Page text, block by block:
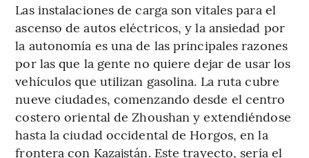
Las instalaciones de carga son vitales para el
ascenso de autos eléctricos, y la ansiedad por
la autonomía es una de las principales razones
por las que la gente no quiere dejar de usar los
vehículos que utilizan gasolina. La ruta cubre
nueve ciudades, comenzando desde el centro
costero oriental de Zhoushan y extendiéndose
hasta la ciudad occidental de Horgos, en la
frontera con Kazajstán. Este trayecto, sería el